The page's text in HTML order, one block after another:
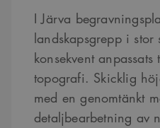
I Järva
landskapsgrepp i stor
konsekvent
topografi. Skicklig
med en genomtänkt
detaljbearbetning av